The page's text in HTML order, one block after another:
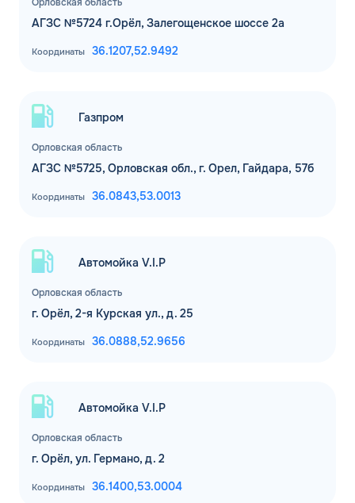
АГЗС №5724 г.Орёл, Залегощенское шоссе 2а
Координаты 36.1207,52.9492
Орловская область
Газпром
АГЗС №5725, Орловская обл., г. Орел, Гайдара, 57б
Координаты 36.0843,53.0013
Орловская область
Автомойка V.I.P
г. Орёл, 2-я Курская ул., д. 25
Координаты 36.0888,52.9656
Орловская область
Автомойка V.I.P
г. Орёл, ул. Германо, д. 2
Координаты 36.1400,53.0004
ЗАКАЗАТЬ
Имя*
Телефон*
Комментарий
Для юр. лиц и ИП
ДО
ЗАВТРА
Спасибо! Ваша заявка принята.
ОК